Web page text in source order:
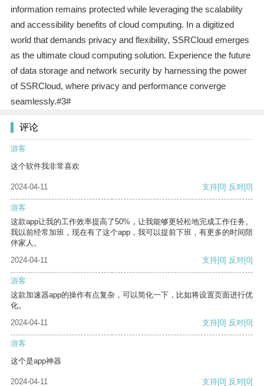
information remains protected while leveraging the scalability
and accessibility benefits of cloud computing. In a digitized
world that demands privacy and flexibility, SSRCloud emerges
as the ultimate cloud computing solution. Experience the future
of data storage and network security by harnessing the power
of SSRCloud, where privacy and performance converge
seamlessly.#3#
评论
游客
这个软件我非常喜欢
2024-04-11 支持[0] 反对[0]
游客
这款app让我的工作效率提高了50%，让我能够更轻松地完成工作任务。
我以前经常加班，现在有了这个app，我可以提前下班，有更多的时间陪
伴家人。
2024-04-11
支持[0] 反对[0]
游客
这款加速器app的操作有点复杂，可以简化一下，比如将设置页面进行优
化。
2024-04-11
支持[0] 反对[0]
游客
这个是app神器
2024-04-11 支持[0] 反对[0]